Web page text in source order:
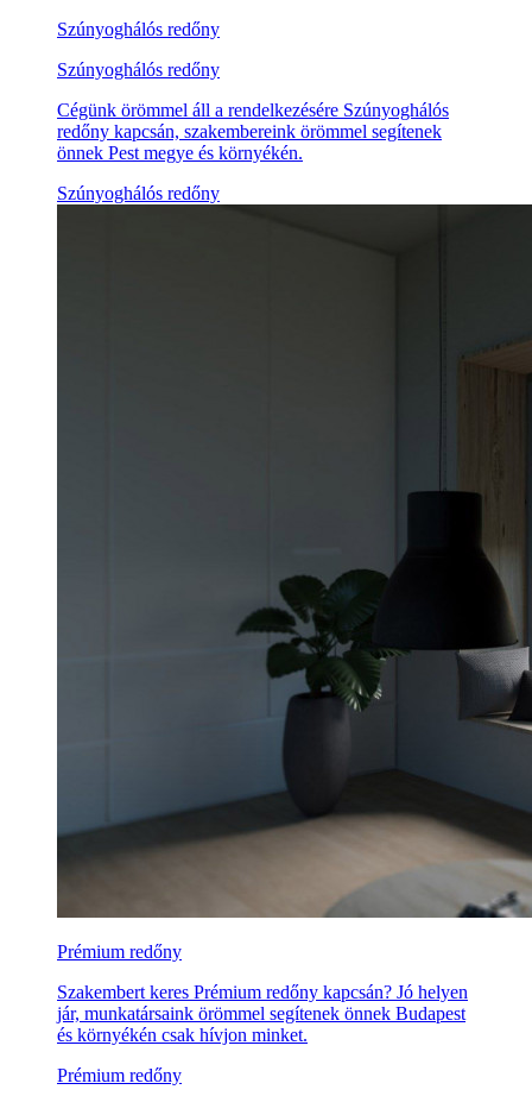
Szúnyoghálós redőny
Szúnyoghálós redőny
Cégünk örömmel áll a rendelkezésére Szúnyoghálós
redőny kapcsán, szakembereink örömmel segítenek
önnek Pest megye és környékén.
Szúnyoghálós redőny
Prémium redőny
Szakembert keres Prémium redőny kapcsán? Jó helyen
jár, munkatársaink örömmel segítenek önnek Budapest
és környékén csak hívjon minket.
Prémium redőny